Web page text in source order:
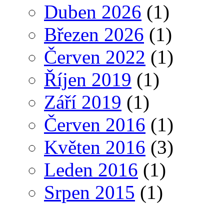
Duben 2026 (1)
Březen 2026 (1)
Červen 2022 (1)
Říjen 2019 (1)
Září 2019 (1)
Červen 2016 (1)
Květen 2016 (3)
Leden 2016 (1)
Srpen 2015 (1)